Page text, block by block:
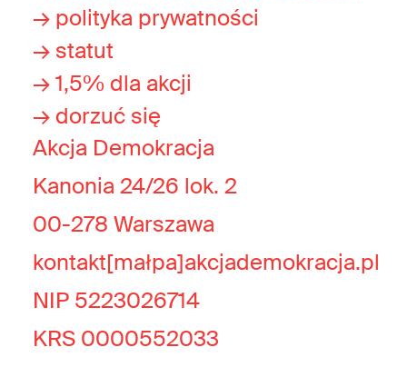
→ polityka prywatności
→ statut
→ 1,5% dla akcji
→ dorzuć się
Akcja Demokracja
Kanonia 24/26 lok. 2
00-278 Warszawa
kontakt[małpa]akcjademokracja.pl
NIP 5223026714
KRS 0000552033